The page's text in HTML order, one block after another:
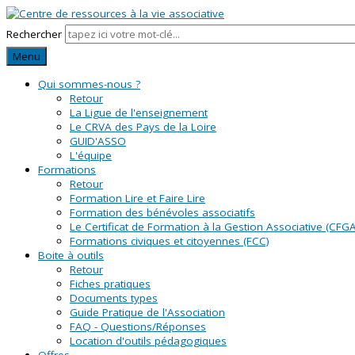
Rechercher
Menu
Qui sommes-nous ?
Retour
La Ligue de l'enseignement
Le CRVA des Pays de la Loire
GUID'ASSO
L'équipe
Formations
Retour
Formation Lire et Faire Lire
Formation des bénévoles associatifs
Le Certificat de Formation à la Gestion Associative
Formations civiques et citoyennes (FCC)
Boite à outils
Retour
Fiches pratiques
Documents types
Guide Pratique de l'Association
FAQ - Questions/Réponses
Location d'outils pédagogiques